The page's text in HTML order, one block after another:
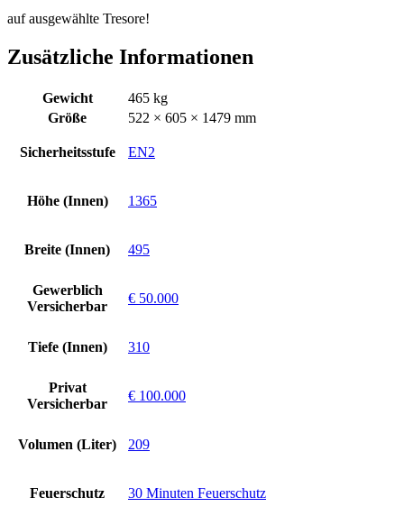
auf ausgewählte Tresore!
Zusätzliche Informationen
Gewicht
465 kg
Größe
522 × 605 × 1479 mm
Sicherheitsstufe EN2
Höhe (Innen) 1365
Breite (Innen) 495
Gewerblich
Versicherbar
€ 50.000
Tiefe (Innen) 310
Privat
Versicherbar
€ 100.000
Volumen (Liter) 209
Feuerschutz 30 Minuten Feuerschutz